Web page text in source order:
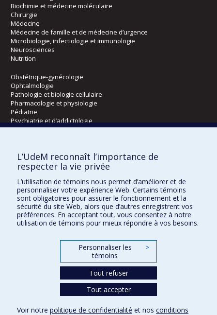
Biochimie et médecine moléculaire
Chirurgie
Médecine
Médecine de famille et de médecine d’urgence
Microbiologie, infectiologie et immunologie
Neurosciences
Nutrition
Obstétrique-gynécologie
Ophtalmologie
Pathologie et biologie cellulaire
Pharmacologie et physiologie
Pédiatrie
Psychiatrie et d’addictologie
Radiologie, radio-oncologie et médecine nucléaire
Écoles
Orthophonie et audiologie
Réadaptation
Directions
L’UdeM reconnaît l’importance de
respecter la vie privée
L’utilisation de témoins nous permet d’améliorer et de
personnaliser votre expérience Web. Certains témoins
sont obligatoires pour assurer le fonctionnement et la
sécurité du site Web, alors que d’autres enregistrent vos
préférences. En acceptant tout, vous consentez à notre
utilisation de témoins pour mieux répondre à vos besoins.
Personnaliser les
témoins
>
Tout refuser
Tout accepter
Voir notre politique de confidentialité et nos conditions